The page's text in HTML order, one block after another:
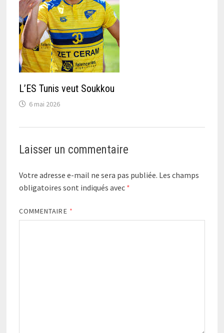
L’ES Tunis veut Soukkou
6 mai 2026
Laisser un commentaire
Votre adresse e-mail ne sera pas publiée. Les champs
obligatoires sont indiqués avec *
COMMENTAIRE *